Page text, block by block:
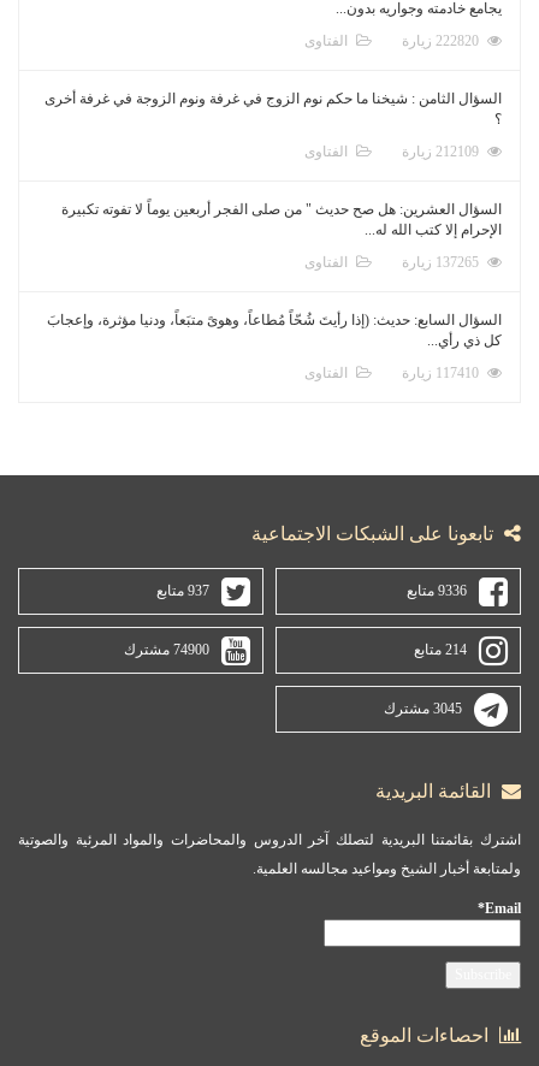
يجامع خادمته وجواريه بدون...
الفتاوى
السؤال الثامن : شيخنا ما حكم نوم الزوج في غرفة ونوم الزوجة في غرفة أخرى
؟
الفتاوى
السؤال العشرين: هل صح حديث " من صلى الفجر أربعين يوماً لا تفوته تكبيرة
الإحرام إلا كتب الله له...
الفتاوى
السؤال السابع: حديث: (إذا رأيتَ شُحّاً مُطاعاً، وهوىً متبَعاً، ودنيا مؤثرة، وإعجابَ
كل ذي رأي...
الفتاوى
تابعونا على الشبكات الاجتماعية
9336 متابع 937 متابع
214 متابع 74900 مشترك
3045 مشترك
القائمة البريدية
اشترك بقائمتنا البريدية لتصلك آخر الدروس والمحاضرات والمواد المرئية والصوتية
ولمتابعة أخبار الشيخ ومواعيد مجالسه العلمية.
Email*
احصاءات الموقع